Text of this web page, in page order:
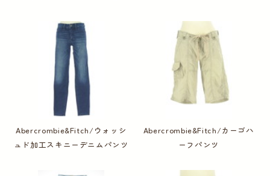
Abercrombie&Fitch/ウォッシ
ュド加工スキニーデニムパンツ
Abercrombie&Fitch/カーゴハ
ーフパンツ